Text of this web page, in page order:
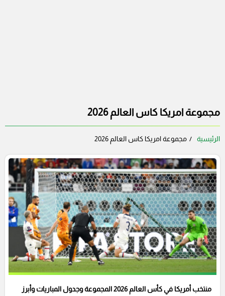
مجموعة امريكا كاس العالم 2026
الرئيسية مجموعة امريكا كاس العالم 2026
منتخب أمريكا في كأس العالم 2026 المجموعة وجدول المباريات وأبرز